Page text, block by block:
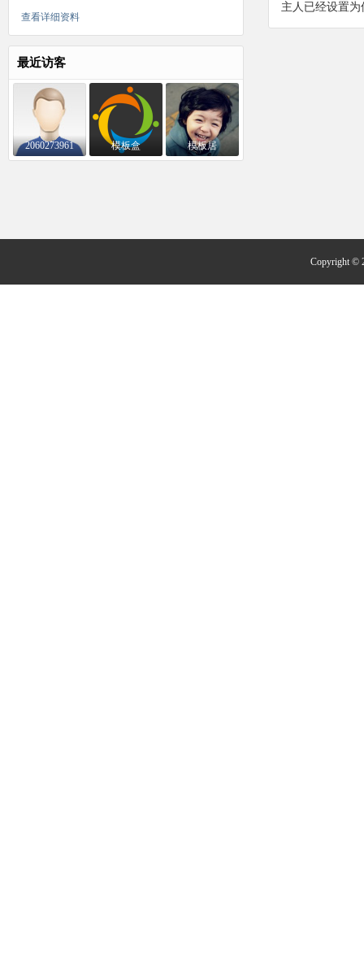
查看详细资料
最近访客
2060273961 模板盒 模板居
主人已经设置
Copyright ©